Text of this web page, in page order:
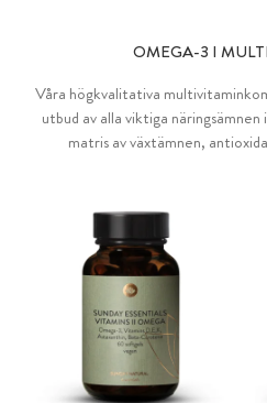
OMEGA-3 I
Våra högkvalitativa
utbud av alla viktiga
matris av växtämnen,